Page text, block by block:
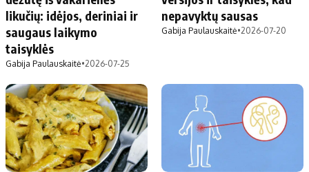
likučių: idėjos, deriniai ir
saugaus laikymo
taisyklės
Gabija Paulauskaitė•2026-07-25
nepavyktų sausas
Gabija Paulauskaitė•2026-07-20